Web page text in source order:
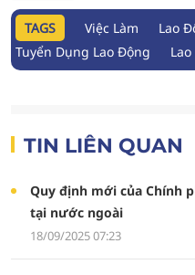
TAGS Việc Làm Lao
Tuyển Dụng Lao Động
TIN LIÊN QUAN
Quy định mới của Chính
tại nước ngoài
18/09/2025 07:23